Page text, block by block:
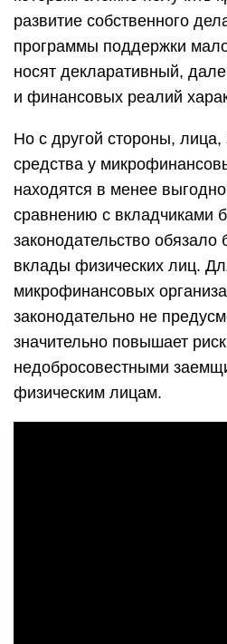
развитие собственного
программы поддержки
носят декларативный,
и финансовых реалий
Но с другой стороны,
средства у
находятся в менее
сравнению с вкладчиками
законодательство обязало
вклады физических лиц.
микрофинансовых
законодательно не
значительно повышает
недобросовестными
физическим лицам.